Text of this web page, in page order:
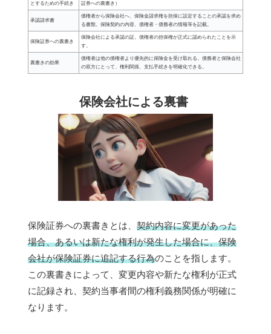
とするための手続き
証券への裏書き）
承認請求書
債権者から保険会社へ、保険金請求権を担保に設定することの承認を求め
る書類。保険契約の内容、債権者・債務者の情報等を記載。
保険証券への裏書き
保険会社による承認の証。債権者の担保権が正式に認められたことを示
す。
裏書きの効果
債権者は他の債権者より優先的に保険金を受け取れる。債務者と保険会社
の双方にとって、権利関係、支払手続きを明確化できる。
保険会社による裏書
保険証券への裏書きとは、 契約内容に変更があった
場合、あるいは新たな権利が発生した場合に、保険
会社が保険証券に追記する行為のことを指します。
この裏書きによって、変更内容や新たな権利が正式
に記録され、契約当事者間の権利義務関係が明確に
なります。